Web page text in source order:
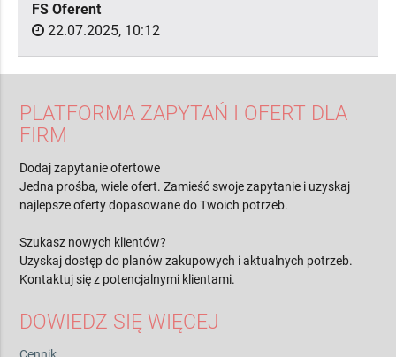
FS Oferent
22.07.2025, 10:12
PLATFORMA ZAPYTAŃ I OFERT DLA
FIRM
Dodaj zapytanie ofertowe
Jedna prośba, wiele ofert. Zamieść swoje zapytanie i uzyskaj
najlepsze oferty dopasowane do Twoich potrzeb.
Szukasz nowych klientów?
Uzyskaj dostęp do planów zakupowych i aktualnych potrzeb.
Kontaktuj się z potencjalnymi klientami.
DOWIEDZ SIĘ WIĘCEJ